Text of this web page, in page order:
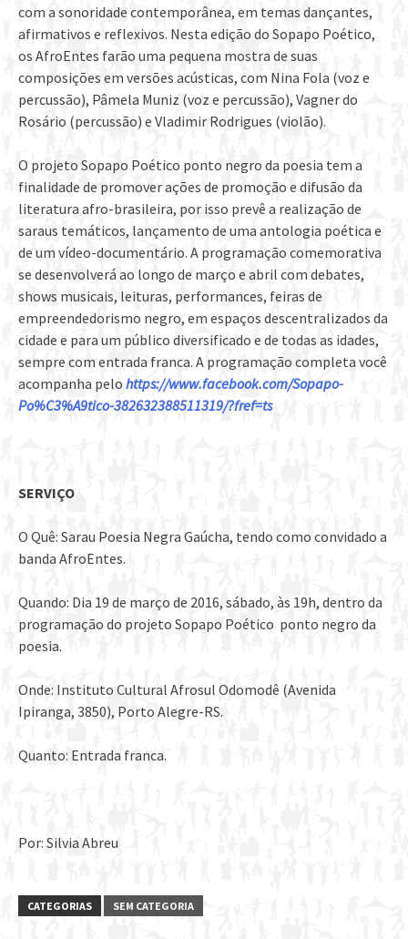
com a sonoridade contemporânea, em temas dançantes,
afirmativos e reflexivos. Nesta edição do Sopapo Poético,
os AfroEntes farão uma pequena mostra de suas
composições em versões acústicas, com Nina Fola (voz e
percussão), Pâmela Muniz (voz e percussão), Vagner do
Rosário (percussão) e Vladimir Rodrigues (violão).
O projeto Sopapo Poético ponto negro da poesia tem a
finalidade de promover ações de promoção e difusão da
literatura afro-brasileira, por isso prevê a realização de
saraus temáticos, lançamento de uma antologia poética e
de um vídeo-documentário. A programação comemorativa
se desenvolverá ao longo de março e abril com debates,
shows musicais, leituras, performances, feiras de
empreendedorismo negro, em espaços descentralizados da
cidade e para um público diversificado e de todas as idades,
sempre com entrada franca. A programação completa você
acompanha pelo https://www.facebook.com/Sopapo-
Po%C3%A9tico-382632388511319/?fref=ts
SERVIÇO
O Quê: Sarau Poesia Negra Gaúcha, tendo como convidado a
banda AfroEntes.
Quando: Dia 19 de março de 2016, sábado, às 19h, dentro da
programação do projeto Sopapo Poético ponto negro da
poesia.
Onde: Instituto Cultural Afrosul Odomodê (Avenida
Ipiranga, 3850), Porto Alegre-RS.
Quanto: Entrada franca.
Por: Silvia Abreu
CATEGORIAS SEM CATEGORIA